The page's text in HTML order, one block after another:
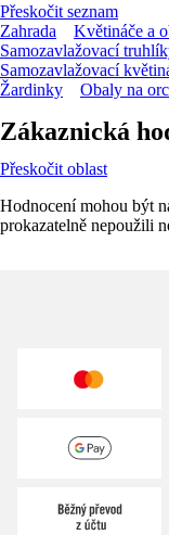
Přeskočit seznam
Zahrada
Květináče a
Samozavlažovací
Samozavlažovací
Žardinky
Obaly na
Zákaznická
Přeskočit oblast
Hodnocení mohou být
prokazatelně nepoužili